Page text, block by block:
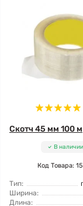
Скотч 45 мм 100 м
В наличии
Код Товара:
Тип:
Ширина:
Длина: